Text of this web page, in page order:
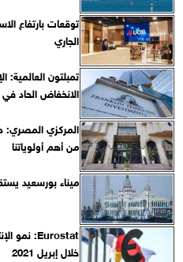
توقعات بارتفاع
الجاري
تمبلتون
الانخفاض الحاد
المركزي المصري:
من أهم أولوياتنا
ميناء بورسعيد يستقبل 22 سفينة للحاويات
خلال إبريل 2021